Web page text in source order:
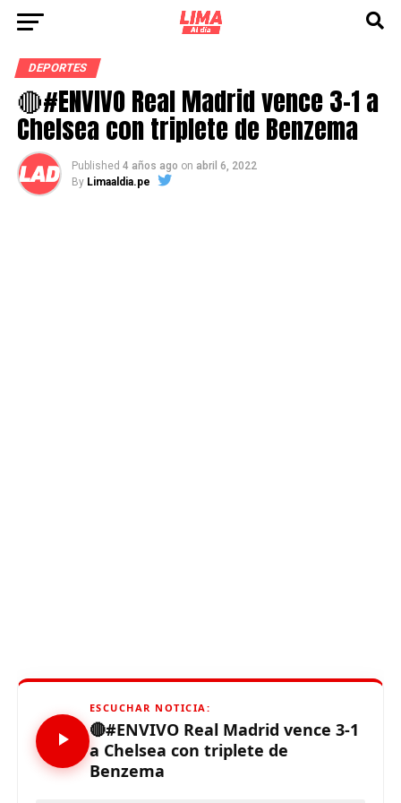
DEPORTES
🔴#ENVIVO Real Madrid vence 3-1 a
Chelsea con triplete de Benzema
Published 4 años ago on abril 6, 2022
By Limaaldia.pe
ESCUCHAR NOTICIA:
🔴#ENVIVO Real Madrid vence 3-1
a Chelsea con triplete de
Benzema